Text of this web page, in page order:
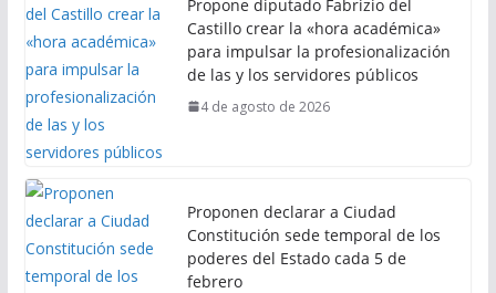
Propone diputado Fabrizio del
Castillo crear la «hora académica»
para impulsar la profesionalización
de las y los servidores públicos
4 de agosto de 2026
Proponen declarar a Ciudad
Constitución sede temporal de los
poderes del Estado cada 5 de
febrero